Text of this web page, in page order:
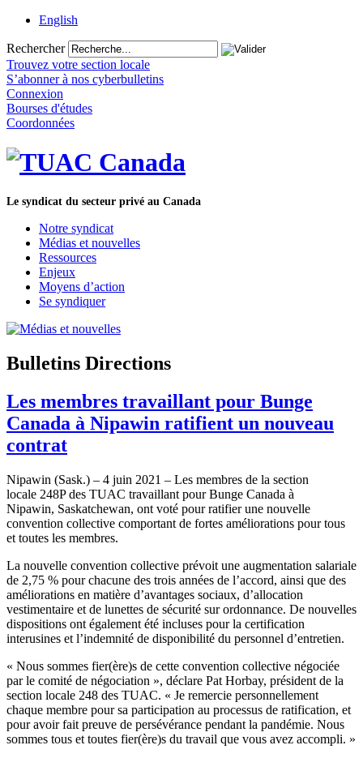
English
Rechercher
Trouvez votre section locale
S’abonner à nos cyberbulletins
Connexion
Bourses d'études
Coordonnées
Le syndicat du secteur privé au Canada
Notre syndicat
Médias et nouvelles
Ressources
Enjeux
Moyens d’action
Se syndiquer
Bulletins Directions
Les membres travaillant pour Bunge
Canada à Nipawin ratifient un nouveau
contrat
Nipawin (Sask.) – 4 juin 2021 – Les membres de la section
locale 248P des TUAC travaillant pour Bunge Canada à
Nipawin, Saskatchewan, ont voté pour ratifier une nouvelle
convention collective comportant de fortes améliorations pour tous
et toutes les membres.
La nouvelle convention collective prévoit une augmentation salariale
de 2,75 % pour chacune des trois années de l’accord, ainsi que des
améliorations en matière d’avantages sociaux, d’allocation
vestimentaire et de lunettes de sécurité sur ordonnance. De nouvelles
dispositions ont également été incluses pour la certification
interusines et l’indemnité de disponibilité du personnel d’entretien.
« Nous sommes fier(ère)s de cette convention collective négociée
par le comité de négociation », déclare Pat Horbay, président de la
section locale 248 des TUAC. « Je remercie personnellement
chaque membre pour sa participation au processus de ratification, et
pour avoir fait preuve de persévérance pendant la pandémie. Nous
sommes tous et toutes fier(ère)s du travail que vous avez accompli. »